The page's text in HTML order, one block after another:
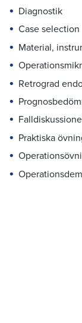
Diagnostik
Case selection
Material,
Retrograd
Praktiska